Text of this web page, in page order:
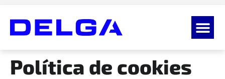
Política de cookies